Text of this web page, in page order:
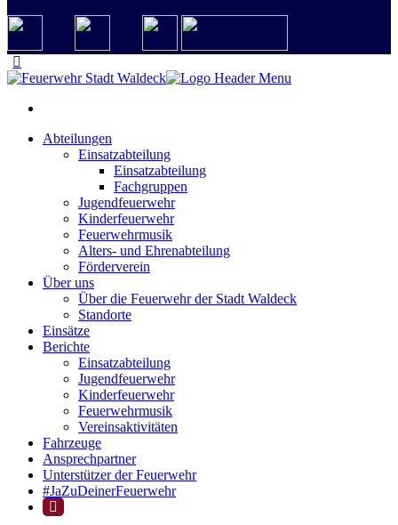
Abteilungen
Einsatzabteilung
Einsatzabteilung
Fachgruppen
Jugendfeuerwehr
Kinderfeuerwehr
Feuerwehrmusik
Alters- und Ehrenabteilung
Förderverein
Über uns
Über die Feuerwehr der Stadt Waldeck
Standorte
Einsätze
Berichte
Einsatzabteilung
Jugendfeuerwehr
Kinderfeuerwehr
Feuerwehrmusik
Vereinsaktivitäten
Fahrzeuge
Ansprechpartner
Unterstützer der Feuerwehr
#JaZuDeinerFeuerwehr